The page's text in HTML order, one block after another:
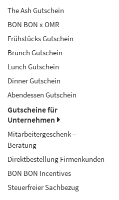
The Ash Gutschein
BON BON x OMR
Frühstücks Gutschein
Brunch Gutschein
Lunch Gutschein
Dinner Gutschein
Abendessen Gutschein
Gutscheine für
Unternehmen
Mitarbeitergeschenk –
Beratung
Direktbestellung Firmenkunden
BON BON Incentives
Steuerfreier Sachbezug